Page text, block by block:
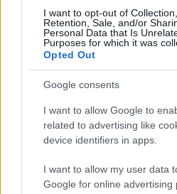
I want to opt-out of
Retention, Sale, and/or
Personal Data that Is
Purposes for which it was
Opted Out
Google consents
I want to allow Google to
related to advertising like
device identifiers in apps.
I want to allow my user data
Google for online advertising
A Mi Hazánk Mozgalom
nem így kellett volna
állatvédelmi
volna ezt megtervezni,
kampánycélra
szégyenletesnek” nevezte a
A polgármester újra és
az ellenzéki képviselők